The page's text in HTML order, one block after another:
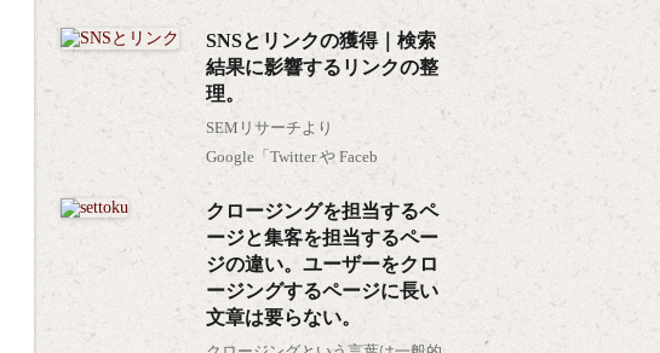
SNSとリンクの獲得｜検索
結果に影響するリンクの整
理。
SEMリサーチより
Google「Twitter や Faceb
クロージングを担当するペ
ージと集客を担当するペー
ジの違い。ユーザーをクロ
ージングするページに長い
文章は要らない。